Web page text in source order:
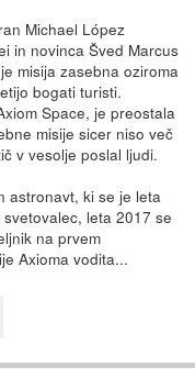
Michael López
in novinca Šved Marcus
misija zasebna oziroma
bogati turisti.
Space, je preostala
misije sicer niso več
v vesolje poslal ljudi.
astronavt, ki se je leta
leta 2017 se
na prvem
Axioma vodita...